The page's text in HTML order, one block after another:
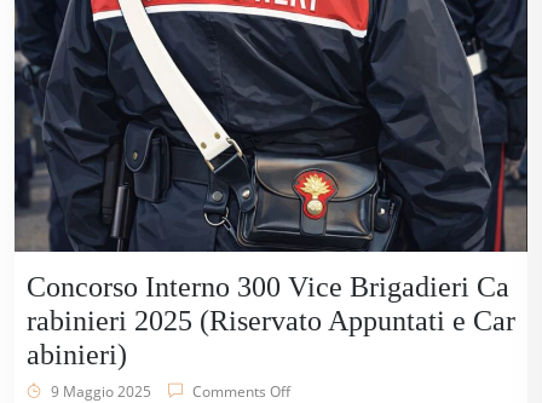
Concorso Interno 300 Vice Brigadieri Ca
rabinieri 2025 (Riservato Appuntati e Car
abinieri)
9 Maggio 2025 Comments Off